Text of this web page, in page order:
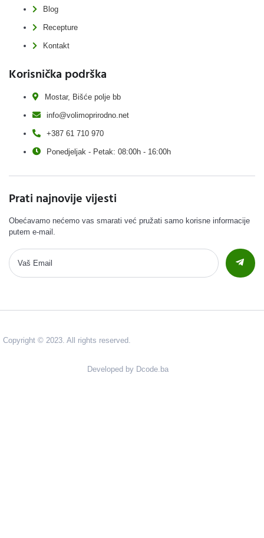
Blog
Recepture
Kontakt
Korisnička podrška
Mostar, Bišće polje bb
info@volimoprirodno.net
+387 61 710 970
Ponedjeljak - Petak: 08:00h - 16:00h
Prati najnovije vijesti
Obećavamo nećemo vas smarati već pružati samo korisne informacije
putem e-mail.
Copyright © 2023. All rights reserved.
Developed by Dcode.ba